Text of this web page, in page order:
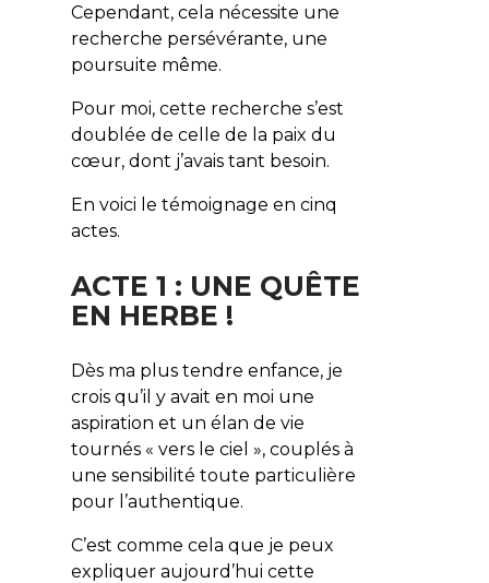
Cependant, cela nécessite une
recherche persévérante, une
poursuite même.
Pour moi, cette recherche s’est
doublée de celle de la paix du
cœur, dont j’avais tant besoin.
En voici le témoignage en cinq
actes.
ACTE 1 : UNE QUÊTE
EN HERBE !
Dès ma plus tendre enfance, je
crois qu’il y avait en moi une
aspiration et un élan de vie
tournés « vers le ciel », couplés à
une sensibilité toute particulière
pour l’authentique.
C’est comme cela que je peux
expliquer aujourd’hui cette